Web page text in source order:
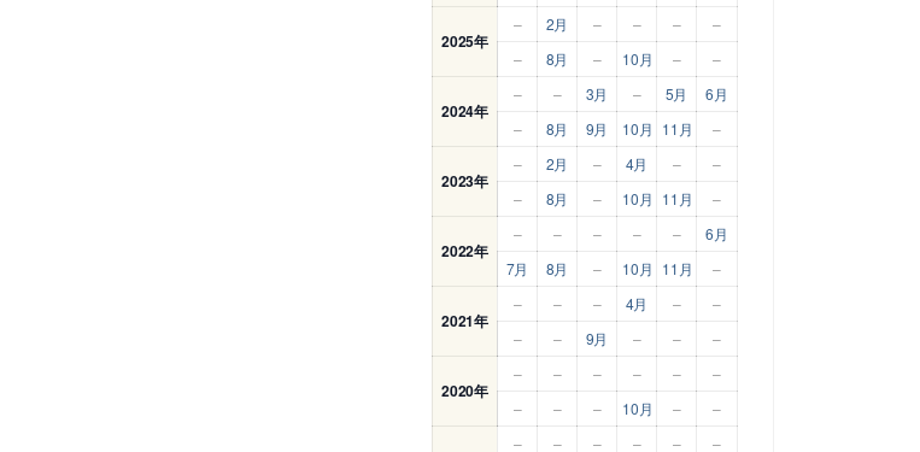
2025年
– 2月 – – –
–
–
8月 – 10月 – –
2024年
– – 3月 – 5月
6月
–
8月 9月 10月 11月 –
2023年
– 2月 – 4月 –
–
–
8月 – 10月 11月 –
2022年
– – – – –
6月
7月
8月 – 10月 11月 –
2021年
– – – 4月 –
–
–
– 9月 – – –
2020年
– – – – –
–
–
– – 10月 – –
– – – – –
–